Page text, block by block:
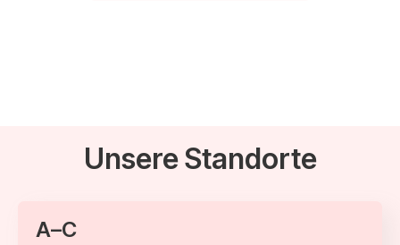
Unsere Standorte
A–C